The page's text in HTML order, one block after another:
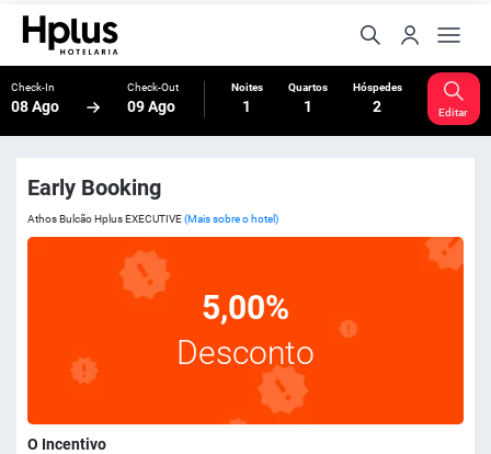
Check-In
08 Ago
Check-Out
09 Ago
Noites
1
Quartos
1
Hóspedes
2 Editar
Early Booking
Athos Bulcão Hplus EXECUTIVE(Mais sobre o hotel)
5,00%
Desconto
O Incentivo